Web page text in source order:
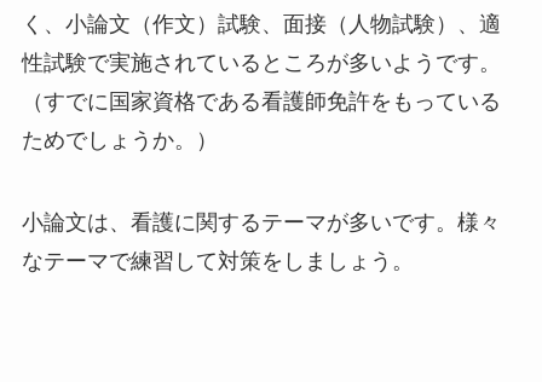
く、小論文（作文）試験、面接（人物試験）、適
性試験で実施されているところが多いようです。
（すでに国家資格である看護師免許をもっている
ためでしょうか。）
小論文は、看護に関するテーマが多いです。様々
なテーマで練習して対策をしましょう。